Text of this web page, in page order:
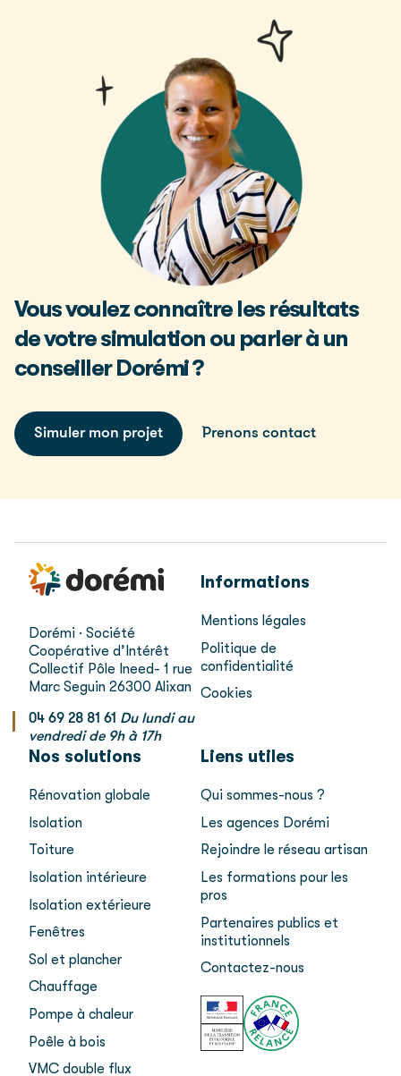
Vous voulez connaître les résultats
de votre simulation ou parler à un
conseiller Dorémi ?
Simuler mon projet Prenons contact
Dorémi · Société
Coopérative d’Intérêt
Collectif Pôle Ineed- 1 rue
Marc Seguin 26300 Alixan
04 69 28 81 61 Du lundi au
vendredi de 9h à 17h
Informations
Mentions légales
Politique de
confidentialité
Cookies
Nos solutions
Rénovation globale
Isolation
Toiture
Isolation intérieure
Isolation extérieure
Fenêtres
Sol et plancher
Chauffage
Pompe à chaleur
Poêle à bois
VMC double flux
Liens utiles
Qui sommes-nous ?
Les agences Dorémi
Rejoindre le réseau artisan
Les formations pour les
pros
Partenaires publics et
institutionnels
Contactez-nous